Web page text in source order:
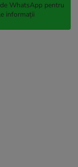
WhatsApp pentru
informații